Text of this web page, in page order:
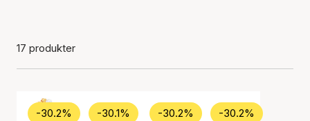
17 produkter
-30.2% -30.1% -30.2% -30.2%